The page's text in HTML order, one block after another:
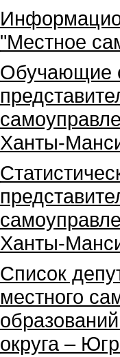
"Местное
Обучающие
Ханты-
Ханты-
Список
местного
округа –